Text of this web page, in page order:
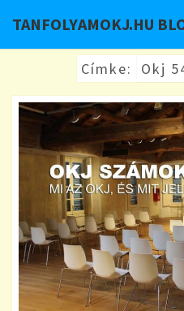
TANFOLYAMOKJ.HU
Címke: Okj